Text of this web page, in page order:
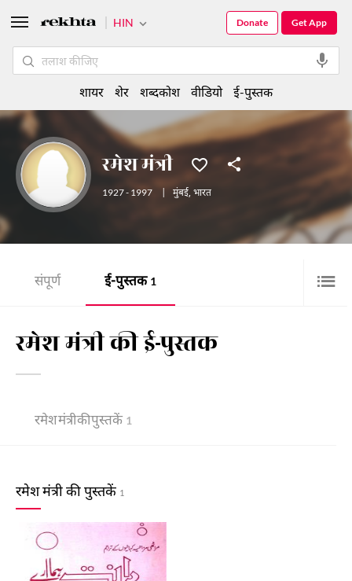
रमेश मंत्री
1927 - 1997 मुंबई, भारत
संपूर्ण ई-पुस्तक 1
रमेश मंत्री की ई-पुस्तक
रमेश मंत्री की पुस्तकें 1
रमेश मंत्री की पुस्तकें 1
HIN Get App
Donate
शायर शेर शब्दकोश वीडियो ई-पुस्तक